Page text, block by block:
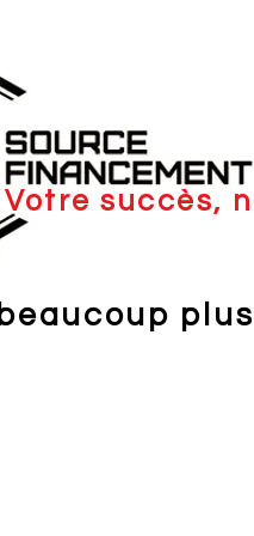
Votre succès,
beaucoup